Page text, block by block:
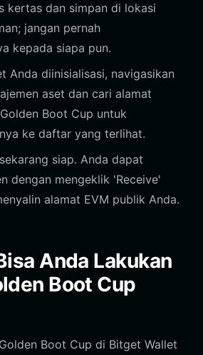
kertas dan simpan di lokasi
jangan pernah
kepada siapa pun.
Anda diinisialisasi, navigasikan
aset dan cari alamat
Boot Cup untuk
ke daftar yang terlihat.
siap. Anda dapat
dengan mengeklik 'Receive'
alamat EVM publik Anda.
Anda Lakukan
Boot Cup
Boot Cup di Bitget Wallet